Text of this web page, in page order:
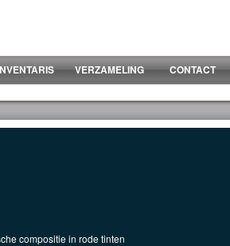
VERZAMELING CONTACT
compositie in rode tinten